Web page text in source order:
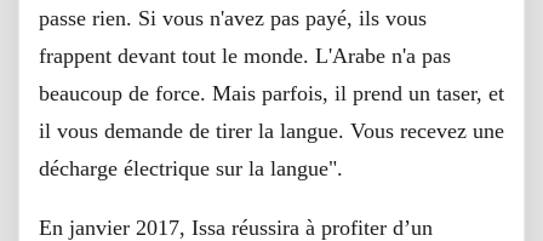
passe rien. Si vous n'avez pas payé, ils vous
frappent devant tout le monde. L'Arabe n'a pas
beaucoup de force. Mais parfois, il prend un taser, et
il vous demande de tirer la langue. Vous recevez une
décharge électrique sur la langue".
En janvier 2017, Issa réussira à profiter d’un